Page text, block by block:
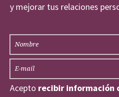
y mejorar tus relaciones
Acepto recibir información